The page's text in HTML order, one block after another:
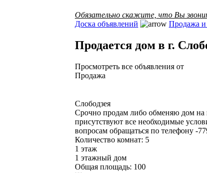
Обязательно скажите, что Вы
Доска объявлений
Продажа и
Продается дом в г.
Просмотреть все объявления от
Продажа
Слободзея
Срочно продам либо обменяю дом на
присутствуют все необходимые
вопросам обращаться по телефону -
Количество комнат: 5
1 этаж
1 этажный дом
Общая площадь: 100